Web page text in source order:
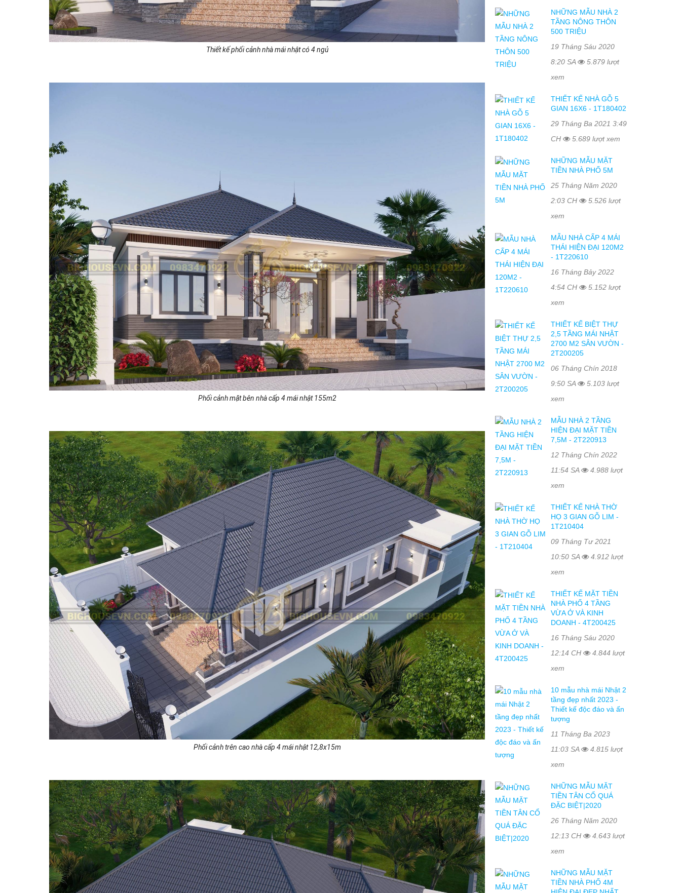
Thiết kế phối cảnh nhà mái nhật có 4 ngủ
Phối cảnh mặt bên nhà cấp 4 mái nhật 155m2
Phối cảnh trên cao nhà cấp 4 mái nhật 12,8x15m
NHỮNG MẪU NHÀ 2
TẦNG NÔNG THÔN
500 TRIỆU
19 Tháng Sáu 2020
8:20 SA
5.879 lượt
xem
THIẾT KẾ NHÀ GỖ 5
GIAN 16X6 - 1T180402
29 Tháng Ba 2021 3:49
CH
5.689 lượt xem
NHỮNG MẪU MẶT
TIỀN NHÀ PHỐ 5M
25 Tháng Năm 2020
2:03 CH
5.526 lượt
xem
MẪU NHÀ CẤP 4 MÁI
THÁI HIỆN ĐẠI 120M2
- 1T220610
16 Tháng Bảy 2022
4:54 CH
5.152 lượt
xem
THIẾT KẾ BIỆT THỰ
2,5 TẦNG MÁI NHẬT
2700 M2 SÂN VƯỜN -
2T200205
06 Tháng Chín 2018
9:50 SA
5.103 lượt
xem
MẪU NHÀ 2 TẦNG
HIỆN ĐẠI MẶT TIỀN
7,5M - 2T220913
12 Tháng Chín 2022
11:54 SA
4.988 lượt
xem
THIẾT KẾ NHÀ THỜ
HỌ 3 GIAN GỖ LIM -
1T210404
09 Tháng Tư 2021
10:50 SA
4.912 lượt
xem
THIẾT KẾ MẶT TIỀN
NHÀ PHỐ 4 TẦNG
VỪA Ở VÀ KINH
DOANH - 4T200425
16 Tháng Sáu 2020
12:14 CH
4.844 lượt
xem
10 mẫu nhà mái Nhật 2
tầng đẹp nhất 2023 -
Thiết kế độc đáo và ấn
tượng
11 Tháng Ba 2023
11:03 SA
4.815 lượt
xem
NHỮNG MẪU MẶT
TIỀN TÂN CỔ QUÁ
ĐẶC BIỆT|2020
26 Tháng Năm 2020
12:13 CH
4.643 lượt
xem
NHỮNG MẪU MẶT
TIỀN NHÀ PHỐ 4M